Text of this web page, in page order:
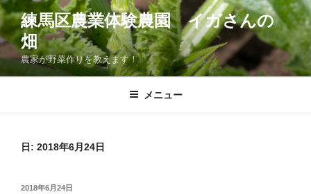
コ
ン
テ
ン
ツ
練馬区農業体験農園 イガさんの
畑
農家が野菜作りを教えます！
メニュー
日: 2018年6月24日
投
2018年6月24日